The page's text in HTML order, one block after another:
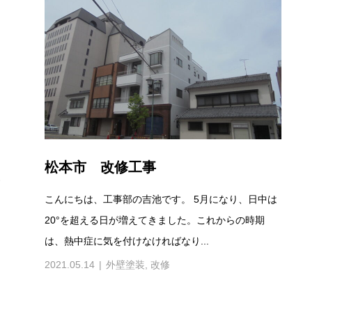
松本市 改修工事
こんにちは、工事部の吉池です。 5月になり、日中は
20°を超える日が増えてきました。これからの時期
は、熱中症に気を付けなければなり...
2021.05.14 外壁塗装 改修